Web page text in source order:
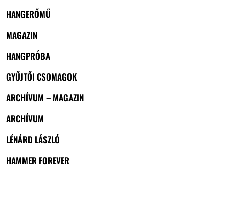
HANGERŐMŰ
MAGAZIN
HANGPRÓBA
GYŰJTŐI CSOMAGOK
ARCHÍVUM – MAGAZIN
ARCHÍVUM
LÉNÁRD LÁSZLÓ
HAMMER FOREVER